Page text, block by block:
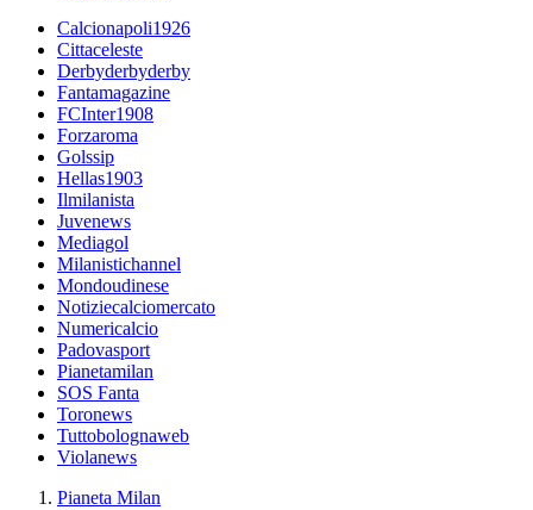
Calcionapoli1926
Cittaceleste
Derbyderbyderby
Fantamagazine
FCInter1908
Forzaroma
Golssip
Hellas1903
Ilmilanista
Juvenews
Mediagol
Milanistichannel
Mondoudinese
Notiziecalciomercato
Numericalcio
Padovasport
Pianetamilan
SOS Fanta
Toronews
Tuttobolognaweb
Violanews
Pianeta Milan